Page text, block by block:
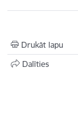
Drukāt lapu
Dalīties